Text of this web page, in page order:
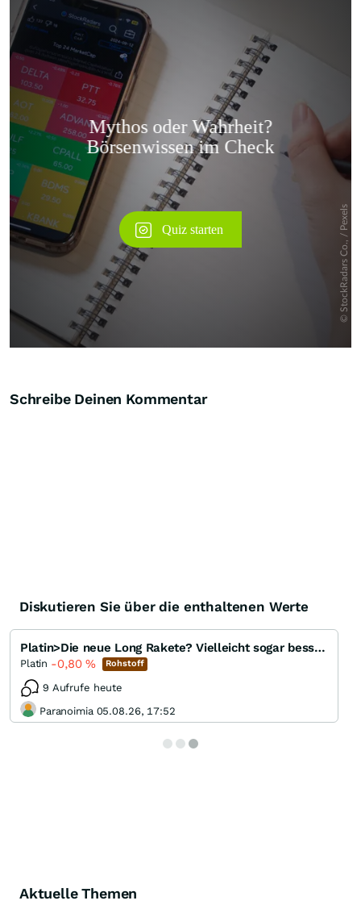
Überspringen
Schreibe Deinen Kommentar
Diskutieren Sie über die enthaltenen Werte
Platin>Die neue Long Rakete? Vielleicht sogar besser als Gold?
Platin -0,80% Rohstoff
9 Aufrufe heute
Paranoimia 05.08.26, 17:52
Aktuelle Themen